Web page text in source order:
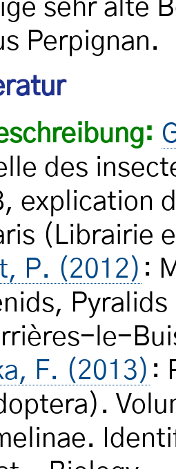
sehr alte
Perpignan.
des
explication
(Librairie
P. (2012) :
le-
F. (2013) :